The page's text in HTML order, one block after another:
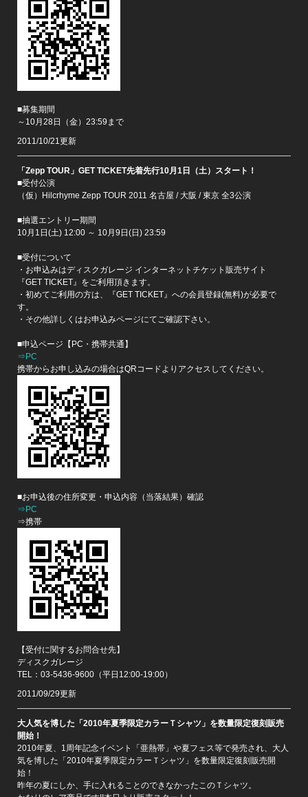
■募集期間
～10月28日（金）23:59まで
2011/10/21更新
「Zepp TOUR」GET TICKET先着先行10月1日（土）スタート！
■受付公演
（仮）Hilcrhyme Zepp TOUR 2011 名古屋 / 大阪 / 東京 全3公演
■抽選エントリー期間
10月1日(土) 12:00 ～ 10月9日(日) 23:59
■受付について
・お申込みはディスクガレージ インターネットチケット販売サイト
『GET TICKET』をご利用頂きます。
・初めてご利用の方は、『GET TICKET』への会員登録(無料)が必要で
す。
・その他詳しくはお申込みページにてご確認下さい。
■申込ページ【PC・携帯共通】
⇒PC
携帯からお申し込みの場合はQRコードよりアクセスしてください。
■お申込後の住所変更・申込内容（当落結果）確認
⇒PC
⇒携帯
【受付に関するお問合せ先】
ディスクガレージ
TEL：03-5436-9600（平日12:00-19:00）
2011/09/29更新
大人気を博した「2010年夏季限定カラーＴシャツ」を数量限定復刻販売
開始！
2010年夏、1周年記念イベント「亜熱帯」や夏フェス等で発売され、大人
気を博した「2010年夏季限定カラーＴシャツ」を数量限定復刻販売開
始！
昨年の夏にしか、手に入れることのできなかったこのＴシャツ。